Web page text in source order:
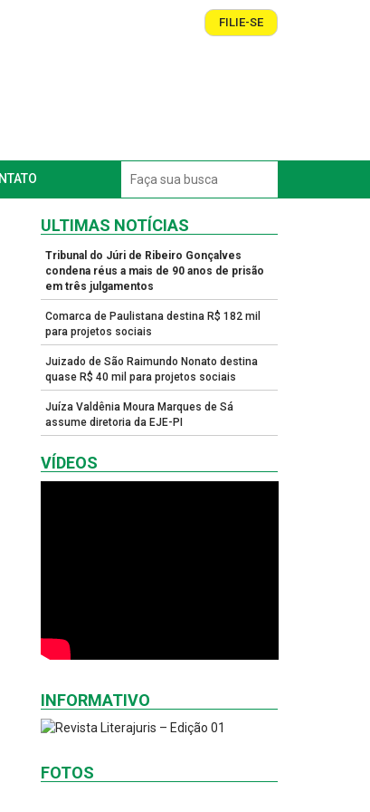
FILIE-SE
ULTIMAS NOTÍCIAS
Tribunal do Júri de Ribeiro Gonçalves
condena réus a mais de 90 anos de prisão
em três julgamentos
Comarca de Paulistana destina R$ 182 mil
para projetos sociais
Juizado de São Raimundo Nonato destina
quase R$ 40 mil para projetos sociais
Juíza Valdênia Moura Marques de Sá
assume diretoria da EJE-PI
VÍDEOS
INFORMATIVO
FOTOS